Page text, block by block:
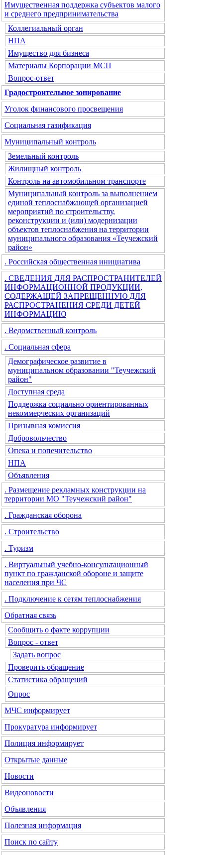
Имущественная поддержка субъектов малого
и среднего предпринимательства
Коллегиальный орган
НПА
Имущество для бизнеса
Материалы Корпорации МСП
Вопрос-ответ
Градостроительное зонирование
Уголок финансового просвещения
Социальная газификация
Муниципальный контроль
Земельный контроль
Жилищный контроль
Контроль на автомобильном транспорте
Муниципальный контроль за выполнением
единой теплоснабжающей организацией
мероприятий по строительству,
реконструкции и (или) модернизации
объектов теплоснабжения на территории
муниципального образования «Теучежский
район»
. Российская общественная инициатива
. СВЕДЕНИЯ ДЛЯ РАСПРОСТРАНИТЕЛЕЙ
ИНФОРМАЦИОННОЙ ПРОДУКЦИИ,
СОДЕРЖАЩЕЙ ЗАПРЕЩЕННУЮ ДЛЯ
РАСПРОСТРАНЕНИЯ СРЕДИ ДЕТЕЙ
ИНФОРМАЦИЮ
. Ведомственный контроль
. Социальная сфера
Демографическое развитие в
муниципальном образовании "Теучежский
район"
Доступная среда
Поддержка социально ориентированных
некоммерческих организаций
Призывная комиссия
Добровольчество
Опека и попечительство
НПА
Объявления
. Размещение рекламных конструкции на
территории МО "Теучежский район"
. Гражданская оборона
. Строительство
. Туризм
. Виртуальный учебно-консультационный
пункт по гражданской обороне и защите
населения при ЧС
. Подключение к сетям теплоснабжения
Обратная связь
Сообщить о факте коррупции
Вопрос - ответ
Задать вопрос
Проверить обращение
Статистика обращений
Опрос
МЧС информирует
Прокуратура информирует
Полиция информирует
Открытые данные
Новости
Видеоновости
Объявления
Полезная информация
Поиск по сайту